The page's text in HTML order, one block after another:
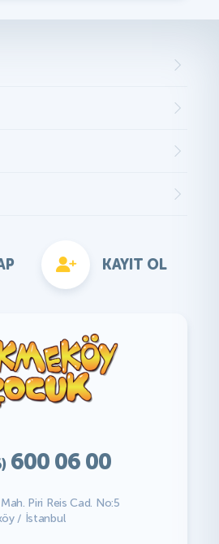
KAYIT OL
600 06 00
Piri Reis Cad. No:5
/ İstanbul